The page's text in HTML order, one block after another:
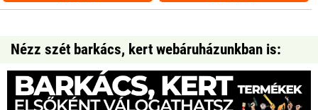
Nézz szét barkács, kert webáruházunkban is: